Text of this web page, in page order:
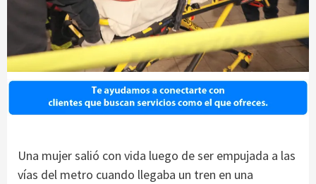
Una mujer salió con vida luego de ser empujada a las
vías del metro cuando llegaba un tren en una